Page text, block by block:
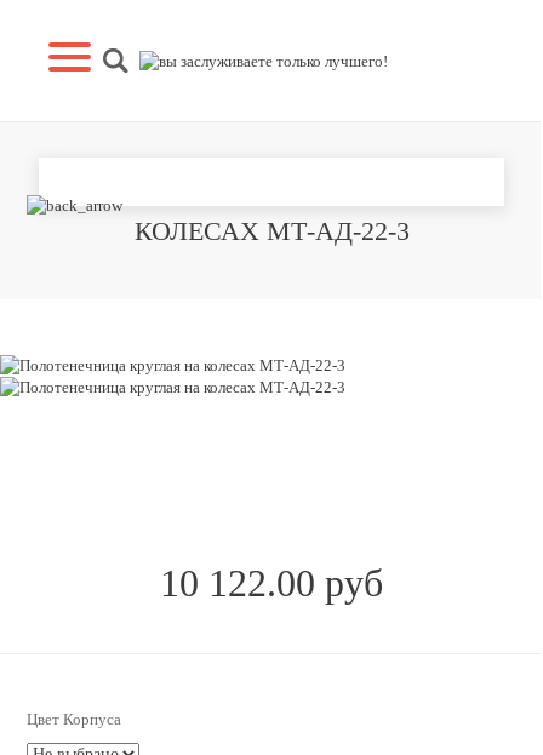
КОЛЕСАХ МТ-АД-22-3
10 122.00 руб
Цвет Корпуса